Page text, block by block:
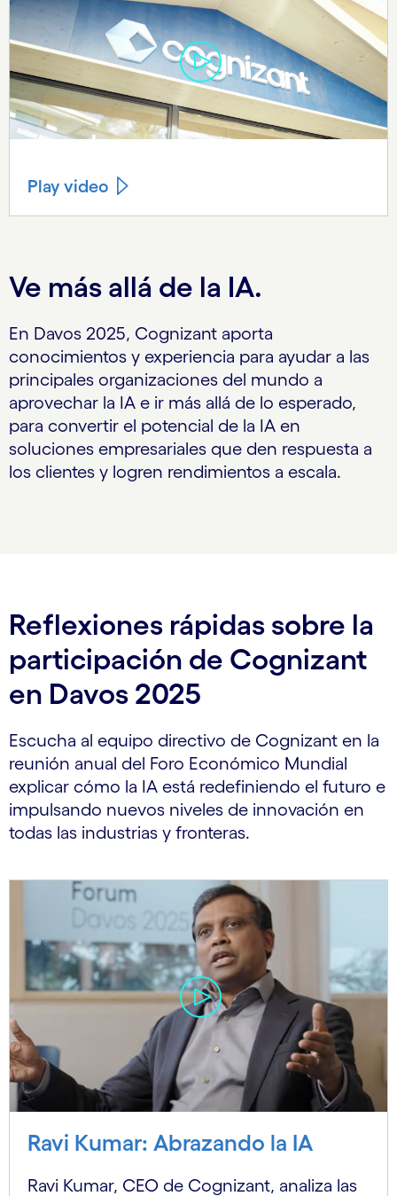
Play video
Ve más allá de la IA.
En Davos 2025, Cognizant aporta
conocimientos y experiencia para ayudar a las
principales organizaciones del mundo a
aprovechar la IA e ir más allá de lo esperado,
para convertir el potencial de la IA en
soluciones empresariales que den respuesta a
los clientes y logren rendimientos a escala.
Reflexiones rápidas sobre la
participación de Cognizant
en Davos 2025
Escucha al equipo directivo de Cognizant en la
reunión anual del Foro Económico Mundial
explicar cómo la IA está redefiniendo el futuro e
impulsando nuevos niveles de innovación en
todas las industrias y fronteras.
Ravi Kumar: Abrazando la IA
Ravi Kumar, CEO de Cognizant, analiza las